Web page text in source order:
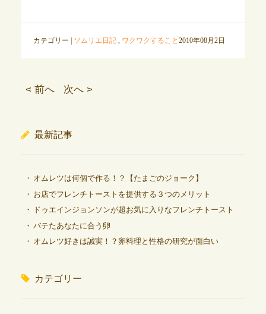
カテゴリー | ソムリエ日記, ワクワクすること 2010年08月2日
< 前へ 次へ >
最新記事
オムレツは何個で作る！？【たまごのジョーク】
お店でフレンチトーストを提供する３つのメリット
ドゥエインジョンソンが超お気に入りなフレンチトースト
バテたあなたに合う卵
オムレツ好きは誠実！？卵料理と性格の研究が面白い
カテゴリー